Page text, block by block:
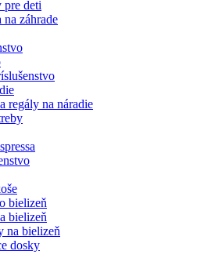
pre deti
na záhrade
regály na náradie
bielizeň
bielizeň
na bielizeň
dosky